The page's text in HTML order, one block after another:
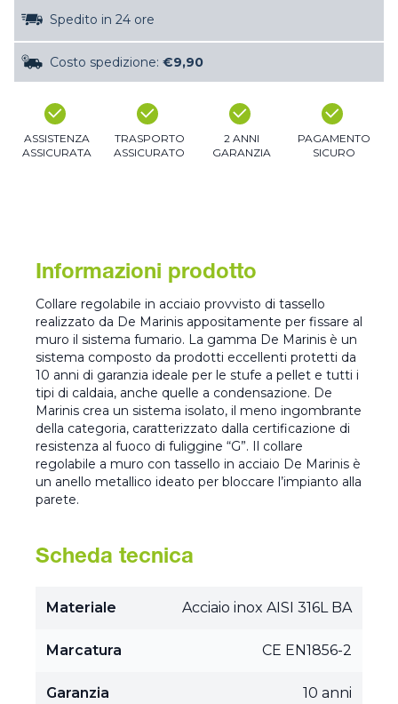
Spedito in 24 ore
Costo spedizione: €9,90
ASSISTENZA
ASSICURATA
TRASPORTO
ASSICURATO
2 ANNI
GARANZIA
PAGAMENTO
SICURO
Informazioni prodotto
Collare regolabile in acciaio provvisto di tassello
realizzato da De Marinis appositamente per fissare al
muro il sistema fumario. La gamma De Marinis è un
sistema composto da prodotti eccellenti protetti da
10 anni di garanzia ideale per le stufe a pellet e tutti i
tipi di caldaia, anche quelle a condensazione. De
Marinis crea un sistema isolato, il meno ingombrante
della categoria, caratterizzato dalla certificazione di
resistenza al fuoco di fuliggine “G”. Il collare
regolabile a muro con tassello in acciaio De Marinis è
un anello metallico ideato per bloccare l’impianto alla
parete.
Scheda tecnica
Materiale Acciaio inox AISI 316L BA
Marcatura CE EN1856-2
Garanzia 10 anni